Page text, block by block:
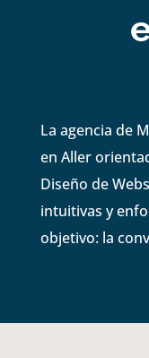
La agencia de
en Aller
Diseño de
intuitivas y
objetivo: la